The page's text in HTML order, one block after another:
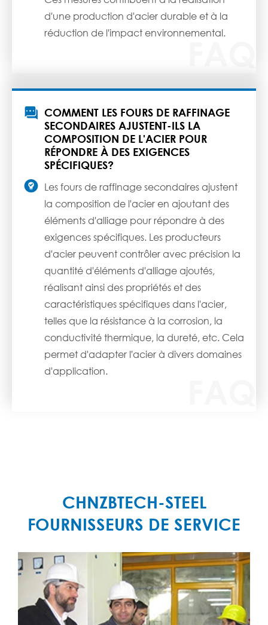
d'une production d'acier durable et à la
réduction de l'impact environnemental.
 COMMENT LES FOURS DE RAFFINAGE
SECONDAIRES AJUSTENT-ILS LA
COMPOSITION DE L'ACIER POUR
RÉPONDRE À DES EXIGENCES
SPÉCIFIQUES?
 Les fours de raffinage secondaires ajustent
la composition de l'acier en ajoutant des
éléments d'alliage pour répondre à des
exigences spécifiques. Les producteurs
d'acier peuvent contrôler avec précision la
quantité d'éléments d'alliage ajoutés,
réalisant ainsi des propriétés et des
caractéristiques spécifiques dans l'acier,
telles que la résistance à la corrosion, la
conductivité thermique, la dureté, etc. Cela
permet d'adapter l'acier à divers domaines
d'application.
CHNZBTECH-STEEL
FOURNISSEURS DE SERVICE